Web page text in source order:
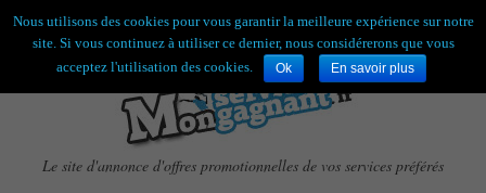
Bienvenue,visiteur ![S'enregistrer|Connexion]
Le site d'annonce d'offres promotionnelles de vos services préférés
Nous utilisons des cookies pour vous garantir la meilleure expérience sur notre
site. Si vous continuez à utiliser ce dernier, nous considérerons que vous
acceptez l'utilisation des cookies.
Ok En savoir plus